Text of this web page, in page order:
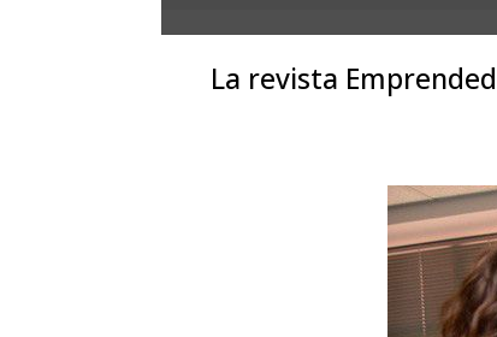
La revista